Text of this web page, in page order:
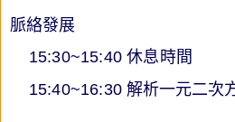
脈絡發展
15:30~15:40休息時間
15:40~16:30解析一元二次